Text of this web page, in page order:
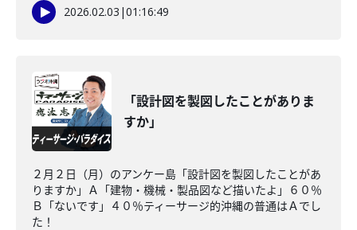
2026.02.03 |01:16:49
「設計図を製図したことがありま
すか」
２月２日（月）のアンケー島「設計図を製図したことがあ
りますか」Ａ「建物・機械・製品図など描いたよ」６０％
Ｂ「ないです」４０％ティーサージ的沖縄の普通はＡでし
た！